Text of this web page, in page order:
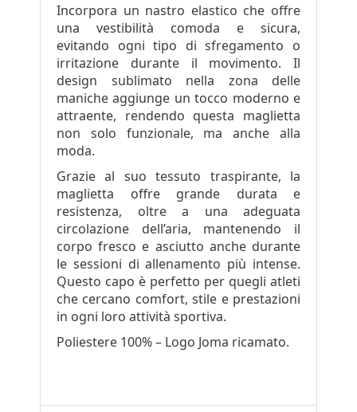
Incorpora un nastro elastico che offre
una vestibilità comoda e sicura,
evitando ogni tipo di sfregamento o
irritazione durante il movimento. Il
design sublimato nella zona delle
maniche aggiunge un tocco moderno e
attraente, rendendo questa maglietta
non solo funzionale, ma anche alla
moda.
Grazie al suo tessuto traspirante, la
maglietta offre grande durata e
resistenza, oltre a una adeguata
circolazione dell’aria, mantenendo il
corpo fresco e asciutto anche durante
le sessioni di allenamento più intense.
Questo capo è perfetto per quegli atleti
che cercano comfort, stile e prestazioni
in ogni loro attività sportiva.
Poliestere 100% – Logo Joma ricamato.